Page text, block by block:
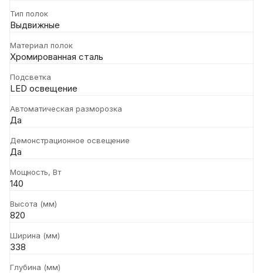
Тип полок
Выдвижные
Материал полок
Хромированная сталь
Подсветка
LED освещение
Автоматическая разморозка
Да
Демонстрационное освещение
Да
Мощность, Вт
140
Высота (мм)
820
Ширина (мм)
338
Глубина (мм)